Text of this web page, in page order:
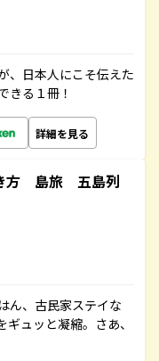
、日本人にこそ伝えた
きる１冊！
詳細を見る
方 島旅 五島列
ん、古民家ステイな
ュッと凝縮。さあ、